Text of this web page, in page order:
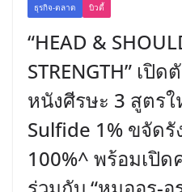
ธุรกิจ-ตลาด บิวตี้
“HEAD &
STRENGTH” เปิ
หนังศีรษะ 3 สูตร
Sulfide 1% ขจัด
100%^ พร้อมเปิด